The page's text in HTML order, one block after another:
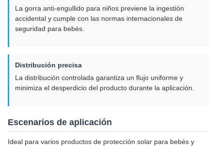
La gorra anti-engullido para niños previene la ingestión
accidental y cumple con las normas internacionales de
seguridad para bebés.
Distribución precisa
La distribución controlada garantiza un flujo uniforme y
minimiza el desperdicio del producto durante la aplicación.
Escenarios de aplicación
Ideal para varios productos de protección solar para bebés y